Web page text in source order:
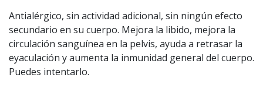
Antialérgico, sin actividad adicional, sin ningún efecto
secundario en su cuerpo. Mejora la libido, mejora la
circulación sanguínea en la pelvis, ayuda a retrasar la
eyaculación y aumenta la inmunidad general del cuerpo.
Puedes intentarlo.